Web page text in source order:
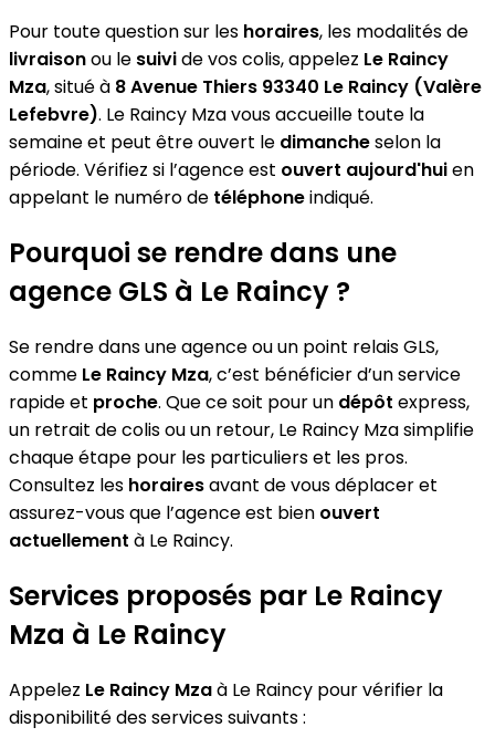
Pour toute question sur les horaires, les modalités de
livraisonou le suivide vos colis, appelez Le Raincy
Mza, situé à 8 Avenue Thiers 93340 Le Raincy (Valère
Lefebvre). Le Raincy Mza vous accueille toute la
semaine et peut être ouvert le dimancheselon la
période. Vérifiez si l’agence est ouvert aujourd'huien
appelant le numéro de téléphoneindiqué.
Pourquoi se rendre dans une
agence GLS à Le Raincy ?
Se rendre dans une agence ou un point relais GLS,
comme Le Raincy Mza, c’est bénéficier d’un service
rapide et proche. Que ce soit pour un dépôt express,
un retrait de colis ou un retour, Le Raincy Mza simplifie
chaque étape pour les particuliers et les pros.
Consultez les horairesavant de vous déplacer et
assurez-vous que l’agence est bien ouvert
actuellement à Le Raincy.
Services proposés par Le Raincy
Mza à Le Raincy
Appelez Le Raincy Mzaà Le Raincy pour vérifier la
disponibilité des services suivants :